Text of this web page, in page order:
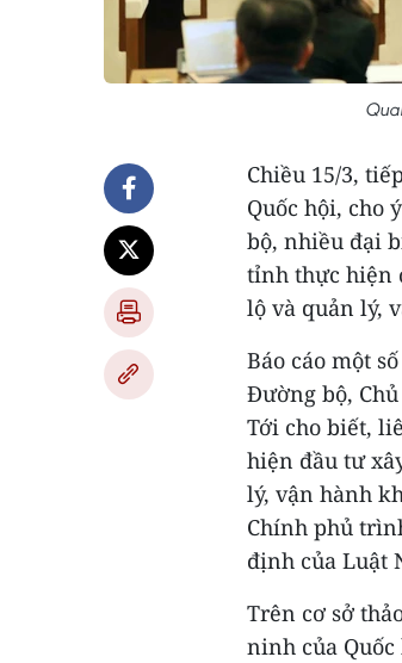
Chiều 15/3,
Quốc hội, cho
bộ, nhiều đại
tỉnh thực hiện
lộ và quản lý,
Báo cáo một
Đường bộ,
Tới cho biết,
hiện đầu tư
lý, vận hành
Chính phủ
định của Luật
Trên cơ sở
ninh của